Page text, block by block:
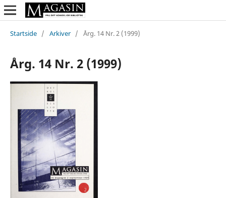
Startside / Arkiver / Årg. 14 Nr. 2 (1999)
Årg. 14 Nr. 2 (1999)